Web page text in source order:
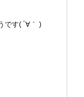
です( ´∀｀ )